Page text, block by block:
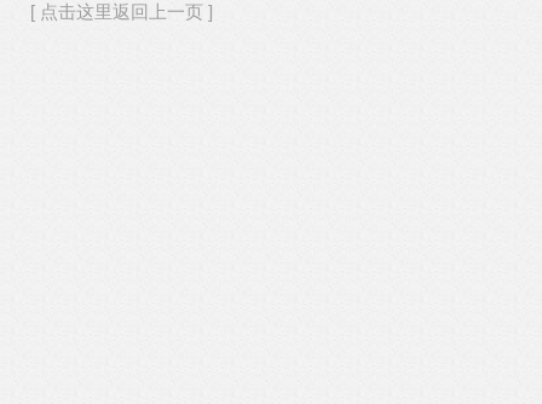
[ 点击这里返回上一页 ]